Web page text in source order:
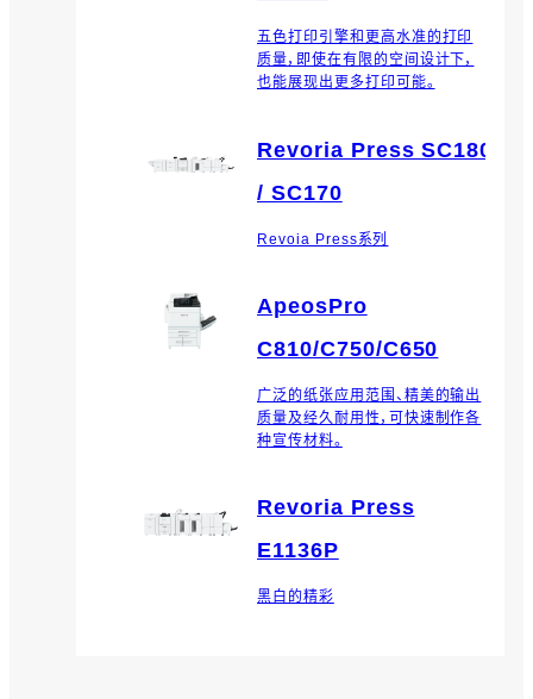
五色打印引擎和更高水准的打印
质量，即使在有限的空间设计下，
也能展现出更多打印可能。
Revoria Press SC180
/ SC170
Revoia Press系列
ApeosPro
C810/C750/C650
广泛的纸张应用范围、精美的输出
质量及经久耐用性，可快速制作各
种宣传材料。
Revoria Press
E1136P
黑白的精彩